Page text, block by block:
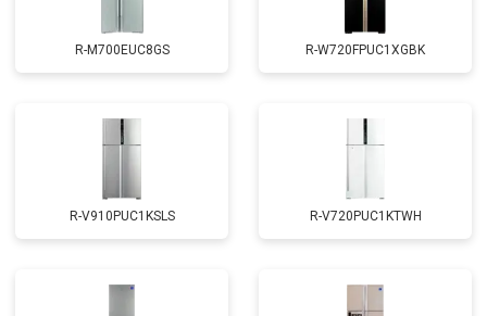
R-M700EUC8GS R-W720FPUC1XGBK
R-V910PUC1KSLS R-V720PUC1KTWH